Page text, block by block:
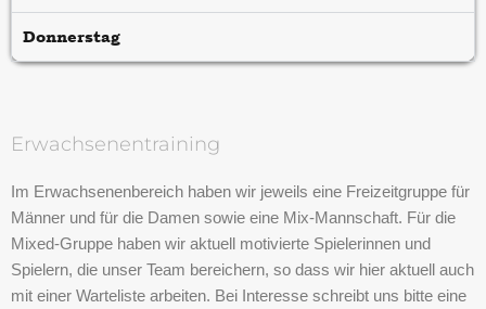
Donnerstag
Erwachsenentraining
Im Erwachsenenbereich haben wir jeweils eine Freizeitgruppe für
Männer und für die Damen sowie eine Mix-Mannschaft. Für die
Mixed-Gruppe haben wir aktuell motivierte Spielerinnen und
Spielern, die unser Team bereichern, so dass wir hier aktuell auch
mit einer Warteliste arbeiten. Bei Interesse schreibt uns bitte eine